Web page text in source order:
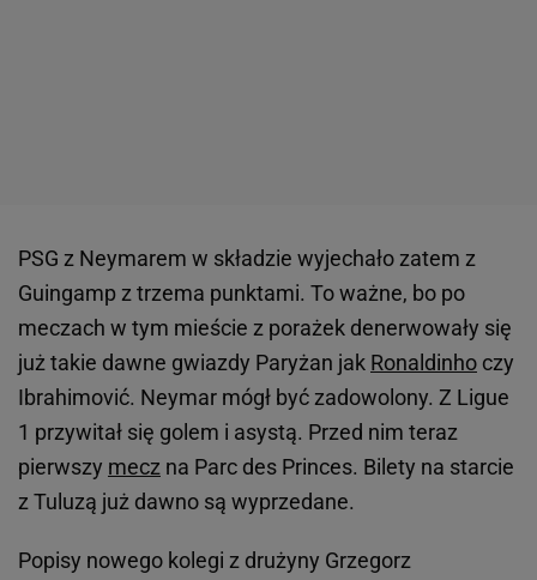
PSG z Neymarem w składzie wyjechało zatem z
Guingamp z trzema punktami. To ważne, bo po
meczach w tym mieście z porażek denerwowały się
już takie dawne gwiazdy Paryżan jak Ronaldinho czy
Ibrahimović. Neymar mógł być zadowolony. Z Ligue
1 przywitał się golem i asystą. Przed nim teraz
pierwszy mecz na Parc des Princes. Bilety na starcie
z Tuluzą już dawno są wyprzedane.
Popisy nowego kolegi z drużyny Grzegorz